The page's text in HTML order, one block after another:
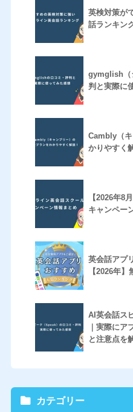
英検対策が
話ランキン
gymglish（
判と実際に
Cambly（
かりやすく
【2026年8
キャンペー
英会話アプ
【2026年】
AI英会話ス
｜実際に
と注意点を
カテゴリー